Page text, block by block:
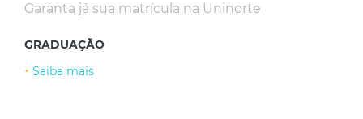
Garanta já sua matrícula na Uninorte
GRADUAÇÃO
• Saiba mais